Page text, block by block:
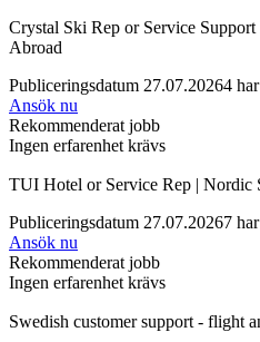
Crystal Ski Rep or Service
Abroad
Publiceringsdatum 27.07.20264
Ansök nu
Rekommenderat jobb
Ingen erfarenhet krävs
TUI Hotel or Service Rep | Nordic
Publiceringsdatum 27.07.20267
Ansök nu
Rekommenderat jobb
Ingen erfarenhet krävs
Swedish customer support - flight